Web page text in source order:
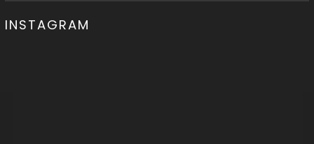
INSTAGRAM